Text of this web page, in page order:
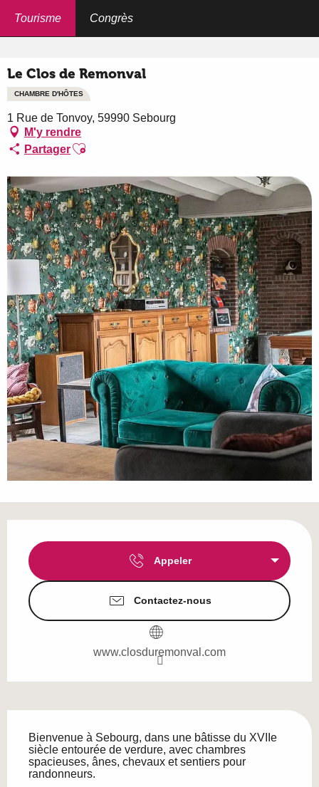
Tourisme Congrès
Le Clos de Remonval
CHAMBRE D'HÔTES
1 Rue de Tonvoy, 59990 Sebourg
M'y rendre
PartagerAjouter aux favoris
Appeler
Contactez-nous
www.closduremonval.com
Bienvenue à Sebourg, dans une bâtisse du XVIIe
siècle entourée de verdure, avec chambres
spacieuses, ânes, chevaux et sentiers pour
randonneurs.